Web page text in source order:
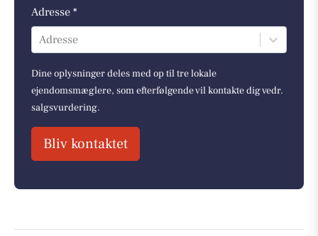
Adresse *
Adresse
Dine oplysninger deles med op til tre lokale
ejendomsmæglere, som efterfølgende vil kontakte dig vedr.
salgsvurdering.
Bliv kontaktet